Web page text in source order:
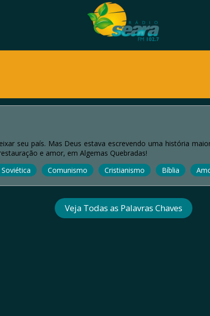
seu país. Mas Deus estava escrevendo uma história
e amor, em Algemas Quebradas!
Comunismo Cristianismo Bíblia
Veja Todas as Palavras Chaves